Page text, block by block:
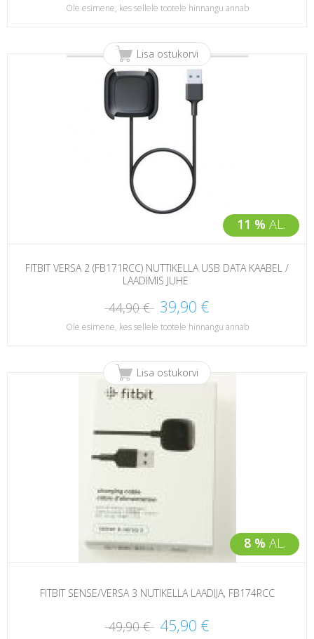
Ole esimene, kes sellele tootele hinnangu annab
11 % AL.
Lisa ostukorvi
FITBIT VERSA 2 (FB171RCC) NUTTIKELLA USB DATA KAABEL /
LAADIMIS JUHE
44,90 € 39,90 €
Ole esimene, kes sellele tootele hinnangu annab
8 % AL.
Lisa ostukorvi
FITBIT SENSE/VERSA 3 NUTIKELLA LAADIJA, FB174RCC
49,90 € 45,90 €